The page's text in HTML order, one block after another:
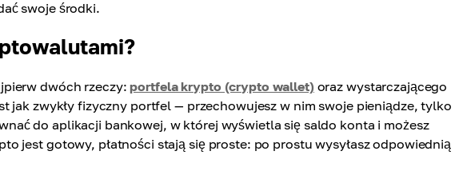
swoje środki.
dwóch rzeczy:portfela krypto (crypto wallet) oraz wystarczającego
jak zwykły fizyczny portfel — przechowujesz w nim swoje pieniądze, tylko
do aplikacji bankowej, w której wyświetla się saldo konta i możesz
jest gotowy, płatności stają się proste: po prostu wysyłasz odpowiednią